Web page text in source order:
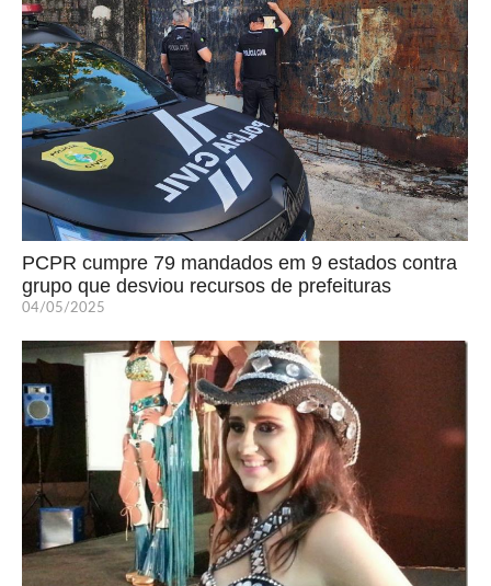
PCPR cumpre 79 mandados em 9 estados contra
grupo que desviou recursos de prefeituras
04/05/2025